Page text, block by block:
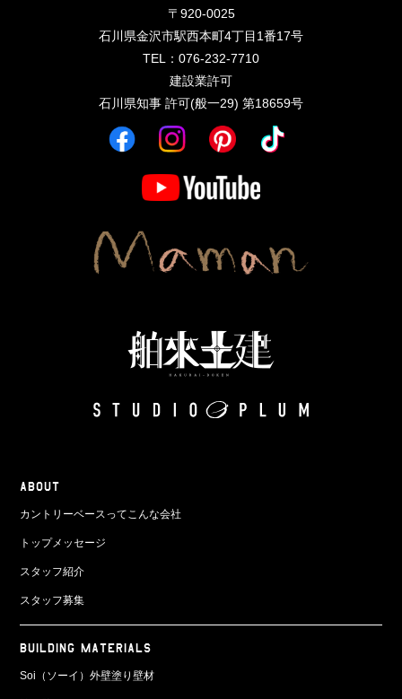
〒920-0025
石川県金沢市駅西本町4丁目1番17号
TEL：076-232-7710
建設業許可
石川県知事 許可(般一29) 第18659号
ABOUT
カントリーベースってこんな会社
トップメッセージ
スタッフ紹介
スタッフ募集
BUILDING MATERIALS
Soi（ソーイ）外壁塗り壁材